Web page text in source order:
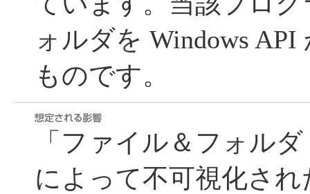
ォルダを Windows
ものです。
「ファイル＆フォル
によって不可視化さ